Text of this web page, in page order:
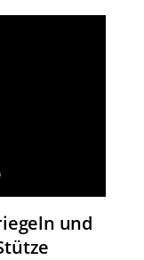
und